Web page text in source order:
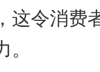
这令消费